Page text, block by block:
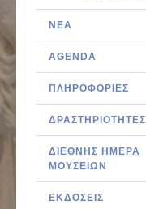
ΝΈΑ
AGENDA
ΠΛΗΡΟΦΟΡΊΕΣ
ΔΡΑΣΤΗΡΙΌΤΗΤΕΣ
ΔΙΕΘΝΉΣ ΗΜΈΡΑ
ΜΟΥΣΕΊΩΝ
ΕΚΔΌΣΕΙΣ